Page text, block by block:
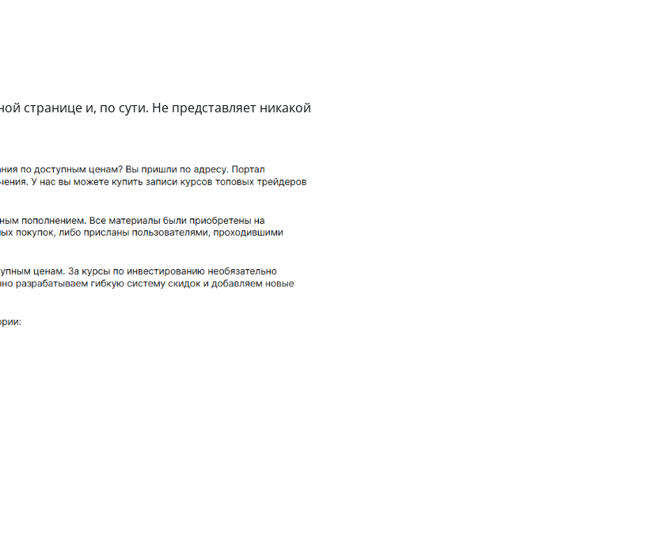
странице и, по сути. Не представляет никакой